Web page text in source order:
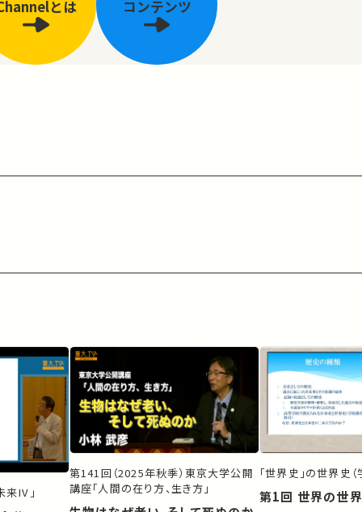
とは
コンテンツ
来IV」
第141回（2025年秋季）東京大学公開
講座「人間の在り方、生き方」
「世界史」の世界史
第1回 世界の世